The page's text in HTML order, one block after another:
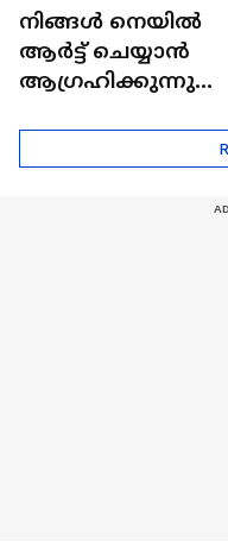
നിങ്ങൾ നെയിൽ
ആർട്ട് ചെയ്യാൻ
Nail Art | Trends